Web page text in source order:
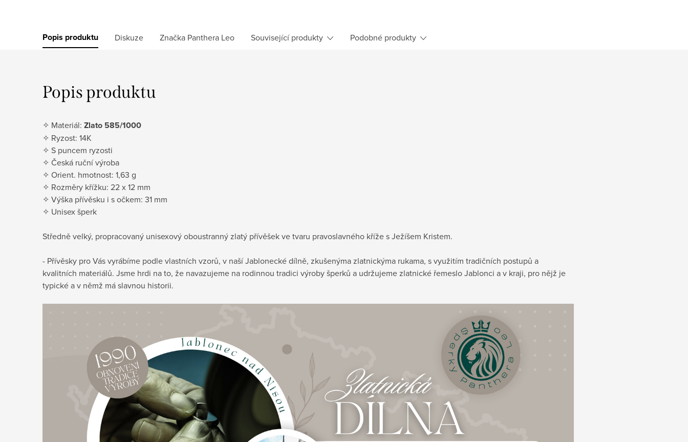
Popis produktu Diskuze Značka Panthera Leo Související produkty Podobné produkty
Popis produktu
✧ Materiál: Zlato 585/1000
✧ Ryzost: 14K
✧ S puncem ryzosti
✧ Česká ruční výroba
✧ Orient. hmotnost: 1,63 g
✧ Rozměry křížku: 22 x 12 mm
✧ Výška přívěsku i s očkem: 31 mm
✧ Unisex šperk
Středně velký, propracovaný unisexový oboustranný zlatý přívěšek ve tvaru pravoslavného kříže s Ježíšem Kristem.
- Přívěsky pro Vás vyrábíme podle vlastních vzorů, v naší Jablonecké dílně, zkušenýma zlatnickýma rukama, s využitím tradičních postupů a
kvalitních materiálů. Jsme hrdi na to, že navazujeme na rodinnou tradici výroby šperků a udržujeme zlatnické řemeslo Jablonci a v kraji, pro nějž je
typické a v němž má slavnou historii.